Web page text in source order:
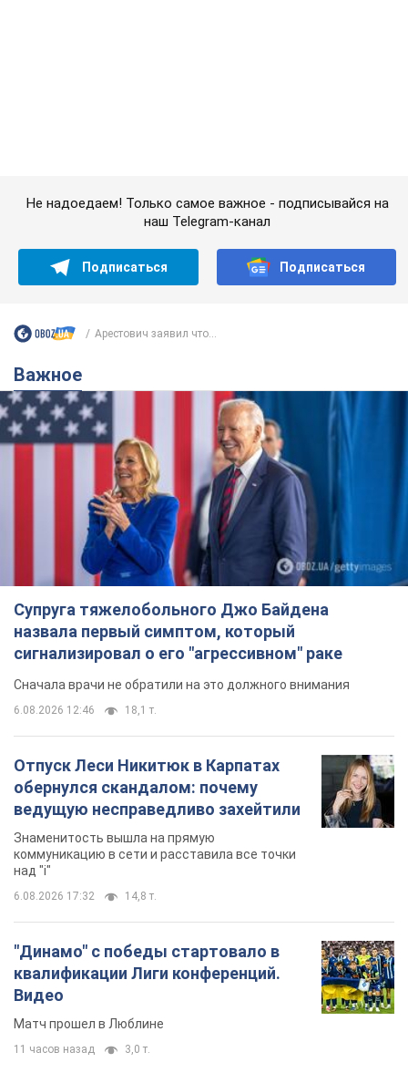
назвала первый симптом, который
сигнализировал о его "агрессивном" раке
Сначала врачи не обратили на это должного внимания
18,1 т.
Отпуск Леси Никитюк в Карпатах
обернулся скандалом: почему
ведущую несправедливо захейтили
Знаменитость вышла на прямую
коммуникацию в сети и расставила все точки
над "i"
6.08.2026 17:32 14,8 т.
"Динамо" с победы стартовало в
квалификации Лиги конференций.
Видео
Матч прошел в Люблине
11 часов назад 3,0 т.